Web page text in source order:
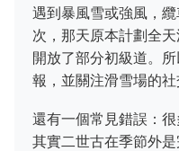
遇到暴風雪或強風，
次，那天原本計劃全
開放了部分初級道。
報，並關注滑雪場的社
還有一個常見錯誤：
其實二世古在季節外